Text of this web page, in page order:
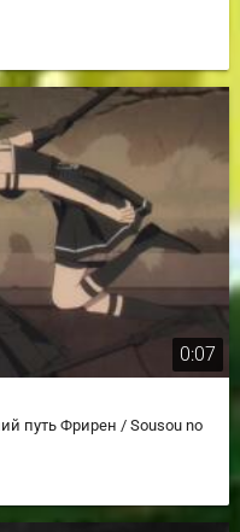
0:07
путь Фрирен / Sousou no